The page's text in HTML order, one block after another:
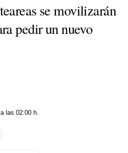
se movilizarán
pedir un nuevo
las 02:00 h.